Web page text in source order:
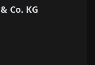
Co. KG